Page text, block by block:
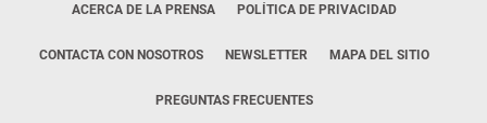
ACERCA DE LA PRENSA POLÍTICA DE PRIVACIDAD
CONTACTA CON NOSOTROS NEWSLETTER MAPA DEL SITIO
PREGUNTAS FRECUENTES